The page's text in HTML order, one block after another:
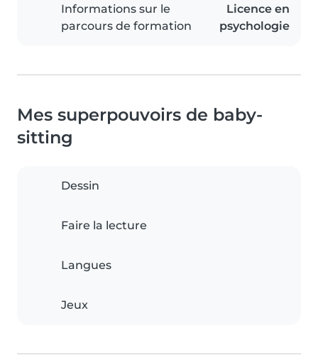
Informations sur le
parcours de formation
Licence en
psychologie
Mes superpouvoirs de baby-
sitting
Dessin
Faire la lecture
Langues
Jeux